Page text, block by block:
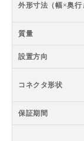
外形寸法（幅×奥行
質量
設置方向
コネクタ形状
保証期間